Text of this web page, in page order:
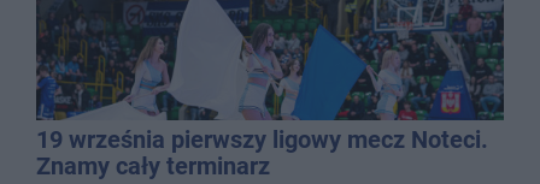
19 września pierwszy ligowy mecz Noteci.
Znamy cały terminarz